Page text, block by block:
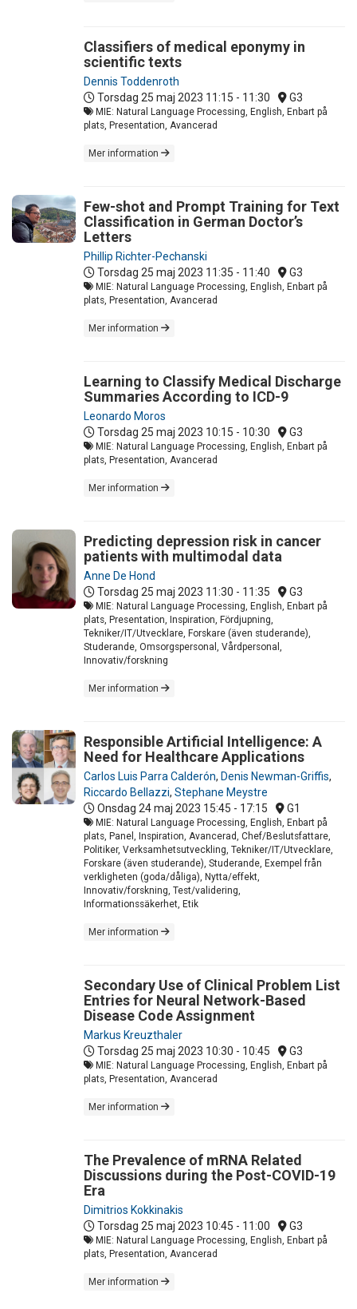
Classifiers of medical eponymy in
scientific texts
Dennis Toddenroth
Torsdag 25 maj 2023 11:15 - 11:30 G3
MIE: Natural Language Processing, English, Enbart på
plats, Presentation, Avancerad
Mer information
Few-shot and Prompt Training for Text
Classification in German Doctor’s
Letters
Phillip Richter-Pechanski
Torsdag 25 maj 2023 11:35 - 11:40 G3
MIE: Natural Language Processing, English, Enbart på
plats, Presentation, Avancerad
Mer information
Learning to Classify Medical Discharge
Summaries According to ICD-9
Leonardo Moros
Torsdag 25 maj 2023 10:15 - 10:30 G3
MIE: Natural Language Processing, English, Enbart på
plats, Presentation, Avancerad
Mer information
Predicting depression risk in cancer
patients with multimodal data
Anne De Hond
Torsdag 25 maj 2023 11:30 - 11:35 G3
MIE: Natural Language Processing, English, Enbart på
plats, Presentation, Inspiration, Fördjupning,
Tekniker/IT/Utvecklare, Forskare (även studerande),
Studerande, Omsorgspersonal, Vårdpersonal,
Innovativ/forskning
Mer information
Responsible Artificial Intelligence: A
Need for Healthcare Applications
Carlos Luis Parra Calderón, Denis Newman-Griffis,
Riccardo Bellazzi, Stephane Meystre
Onsdag 24 maj 2023 15:45 - 17:15 G1
MIE: Natural Language Processing, English, Enbart på
plats, Panel, Inspiration, Avancerad, Chef/Beslutsfattare,
Politiker, Verksamhetsutveckling, Tekniker/IT/Utvecklare,
Forskare (även studerande), Studerande, Exempel från
verkligheten (goda/dåliga), Nytta/effekt,
Innovativ/forskning, Test/validering,
Informationssäkerhet, Etik
Mer information
Secondary Use of Clinical Problem List
Entries for Neural Network-Based
Disease Code Assignment
Markus Kreuzthaler
Torsdag 25 maj 2023 10:30 - 10:45 G3
MIE: Natural Language Processing, English, Enbart på
plats, Presentation, Avancerad
Mer information
The Prevalence of mRNA Related
Discussions during the Post-COVID-19
Era
Dimitrios Kokkinakis
Torsdag 25 maj 2023 10:45 - 11:00 G3
MIE: Natural Language Processing, English, Enbart på
plats, Presentation, Avancerad
Mer information